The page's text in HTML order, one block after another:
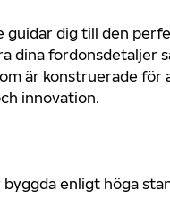
guidar dig till den
dina fordonsdetaljer
är konstruerade
innovation.
enligt höga